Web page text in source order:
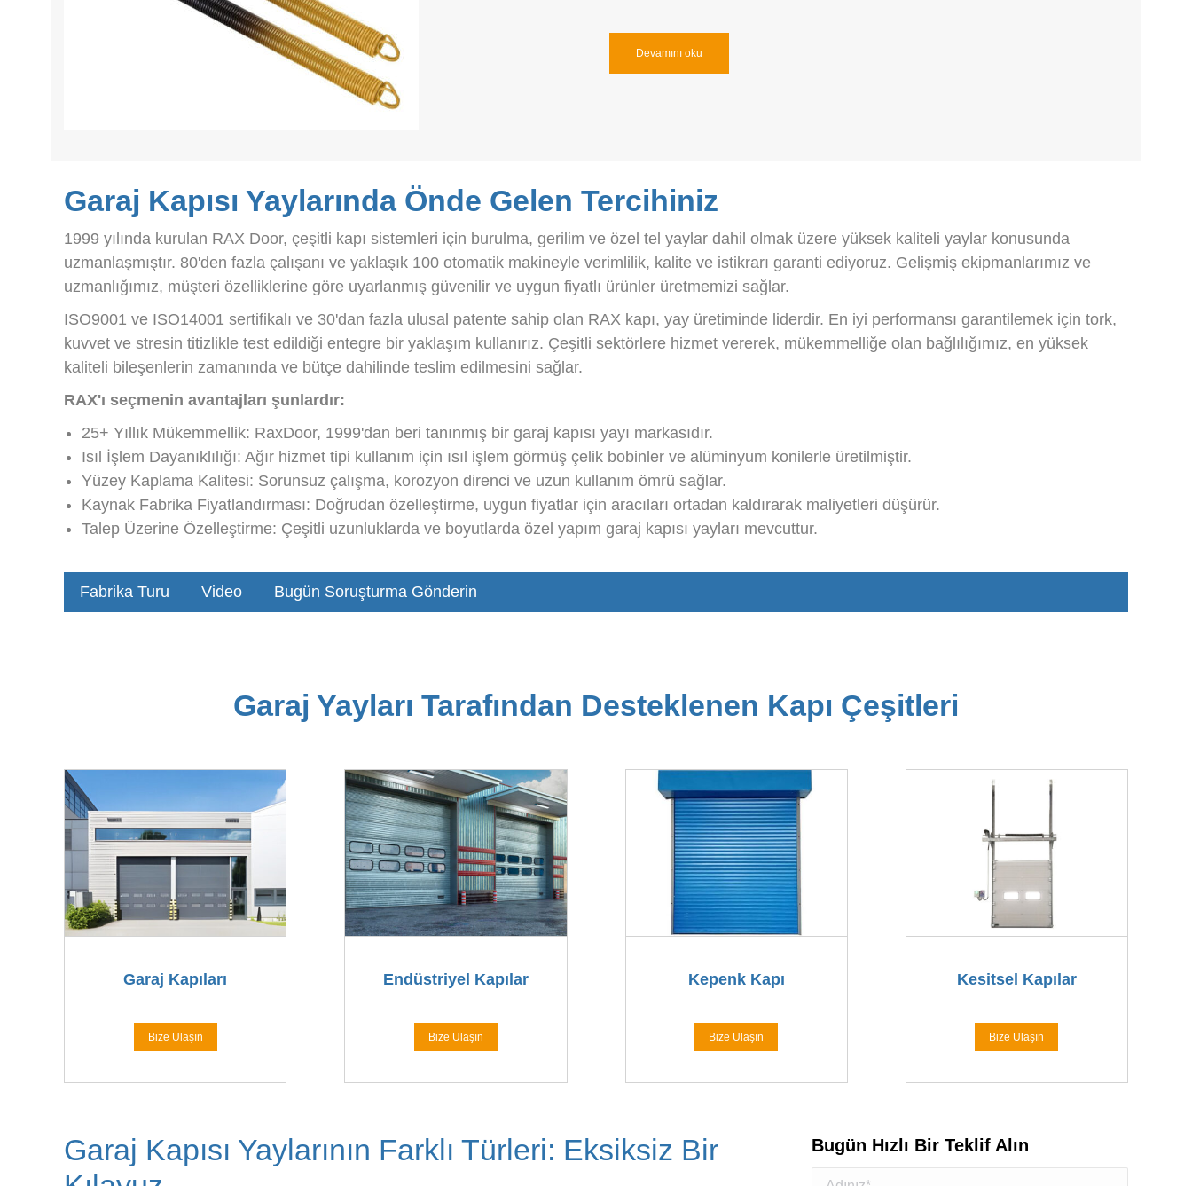
Devamını oku
Garaj Kapısı Yaylarında Önde Gelen Tercihiniz
1999 yılında kurulan RAX Door, çeşitli kapı sistemleri için burulma, gerilim ve özel tel yaylar dahil olmak üzere yüksek kaliteli yaylar konusunda
uzmanlaşmıştır. 80'den fazla çalışanı ve yaklaşık 100 otomatik makineyle verimlilik, kalite ve istikrarı garanti ediyoruz. Gelişmiş ekipmanlarımız ve
uzmanlığımız, müşteri özelliklerine göre uyarlanmış güvenilir ve uygun fiyatlı ürünler üretmemizi sağlar.
ISO9001 ve ISO14001 sertifikalı ve 30'dan fazla ulusal patente sahip olan RAX kapı, yay üretiminde liderdir. En iyi performansı garantilemek için tork,
kuvvet ve stresin titizlikle test edildiği entegre bir yaklaşım kullanırız. Çeşitli sektörlere hizmet vererek, mükemmelliğe olan bağlılığımız, en yüksek
kaliteli bileşenlerin zamanında ve bütçe dahilinde teslim edilmesini sağlar.
RAX'ı seçmenin avantajları şunlardır:
25+ Yıllık Mükemmellik: RaxDoor, 1999'dan beri tanınmış bir garaj kapısı yayı markasıdır.
Isıl İşlem Dayanıklılığı: Ağır hizmet tipi kullanım için ısıl işlem görmüş çelik bobinler ve alüminyum konilerle üretilmiştir.
Yüzey Kaplama Kalitesi: Sorunsuz çalışma, korozyon direnci ve uzun kullanım ömrü sağlar.
Kaynak Fabrika Fiyatlandırması: Doğrudan özelleştirme, uygun fiyatlar için aracıları ortadan kaldırarak maliyetleri düşürür.
Talep Üzerine Özelleştirme: Çeşitli uzunluklarda ve boyutlarda özel yapım garaj kapısı yayları mevcuttur.
Fabrika Turu Video Bugün Soruşturma Gönderin
Garaj Yayları Tarafından Desteklenen Kapı Çeşitleri
Garaj Kapıları
Bize Ulaşın
Endüstriyel Kapılar
Bize Ulaşın
Kepenk Kapı
Bize Ulaşın
Kesitsel Kapılar
Bize Ulaşın
Garaj Kapısı Yaylarının Farklı Türleri: Eksiksiz Bir
Bugün Hızlı Bir Teklif Alın